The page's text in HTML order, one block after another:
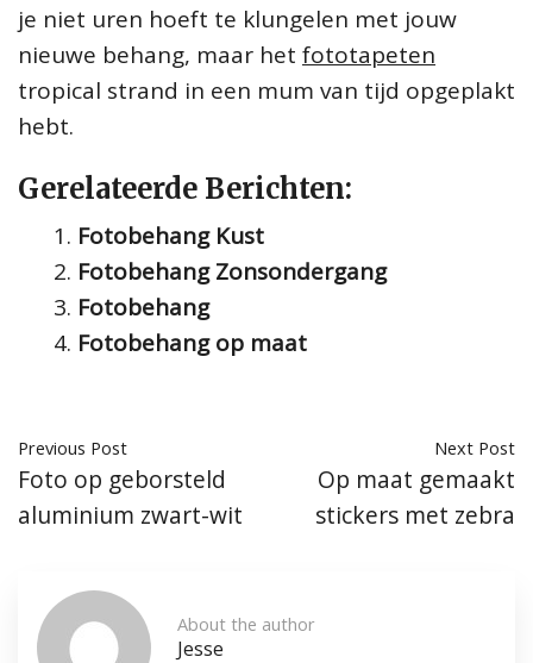
je niet uren hoeft te klungelen met jouw
nieuwe behang, maar het fototapeten
tropical strand in een mum van tijd opgeplakt
hebt.
Gerelateerde Berichten:
Fotobehang Kust
Fotobehang Zonsondergang
Fotobehang
Fotobehang op maat
Previous Post
Foto op geborsteld
aluminium zwart-wit
Next Post
Op maat gemaakt
stickers met zebra
About the author
Jesse